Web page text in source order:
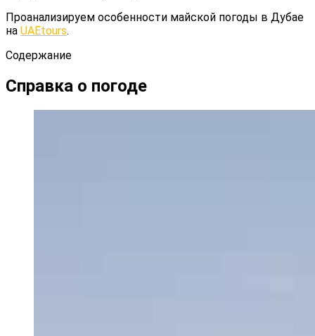
Проанализируем особенности майской погоды в Дубае
на UAEtours.
Содержание
Справка о погоде